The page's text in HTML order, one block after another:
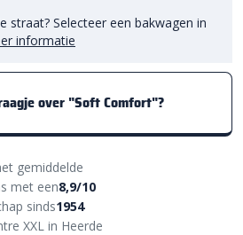
straat? Selecteer een bakwagen in
informatie
over "Soft Comfort"?
gemiddelde
met een8,9/10
sinds1954
XXL in Heerde